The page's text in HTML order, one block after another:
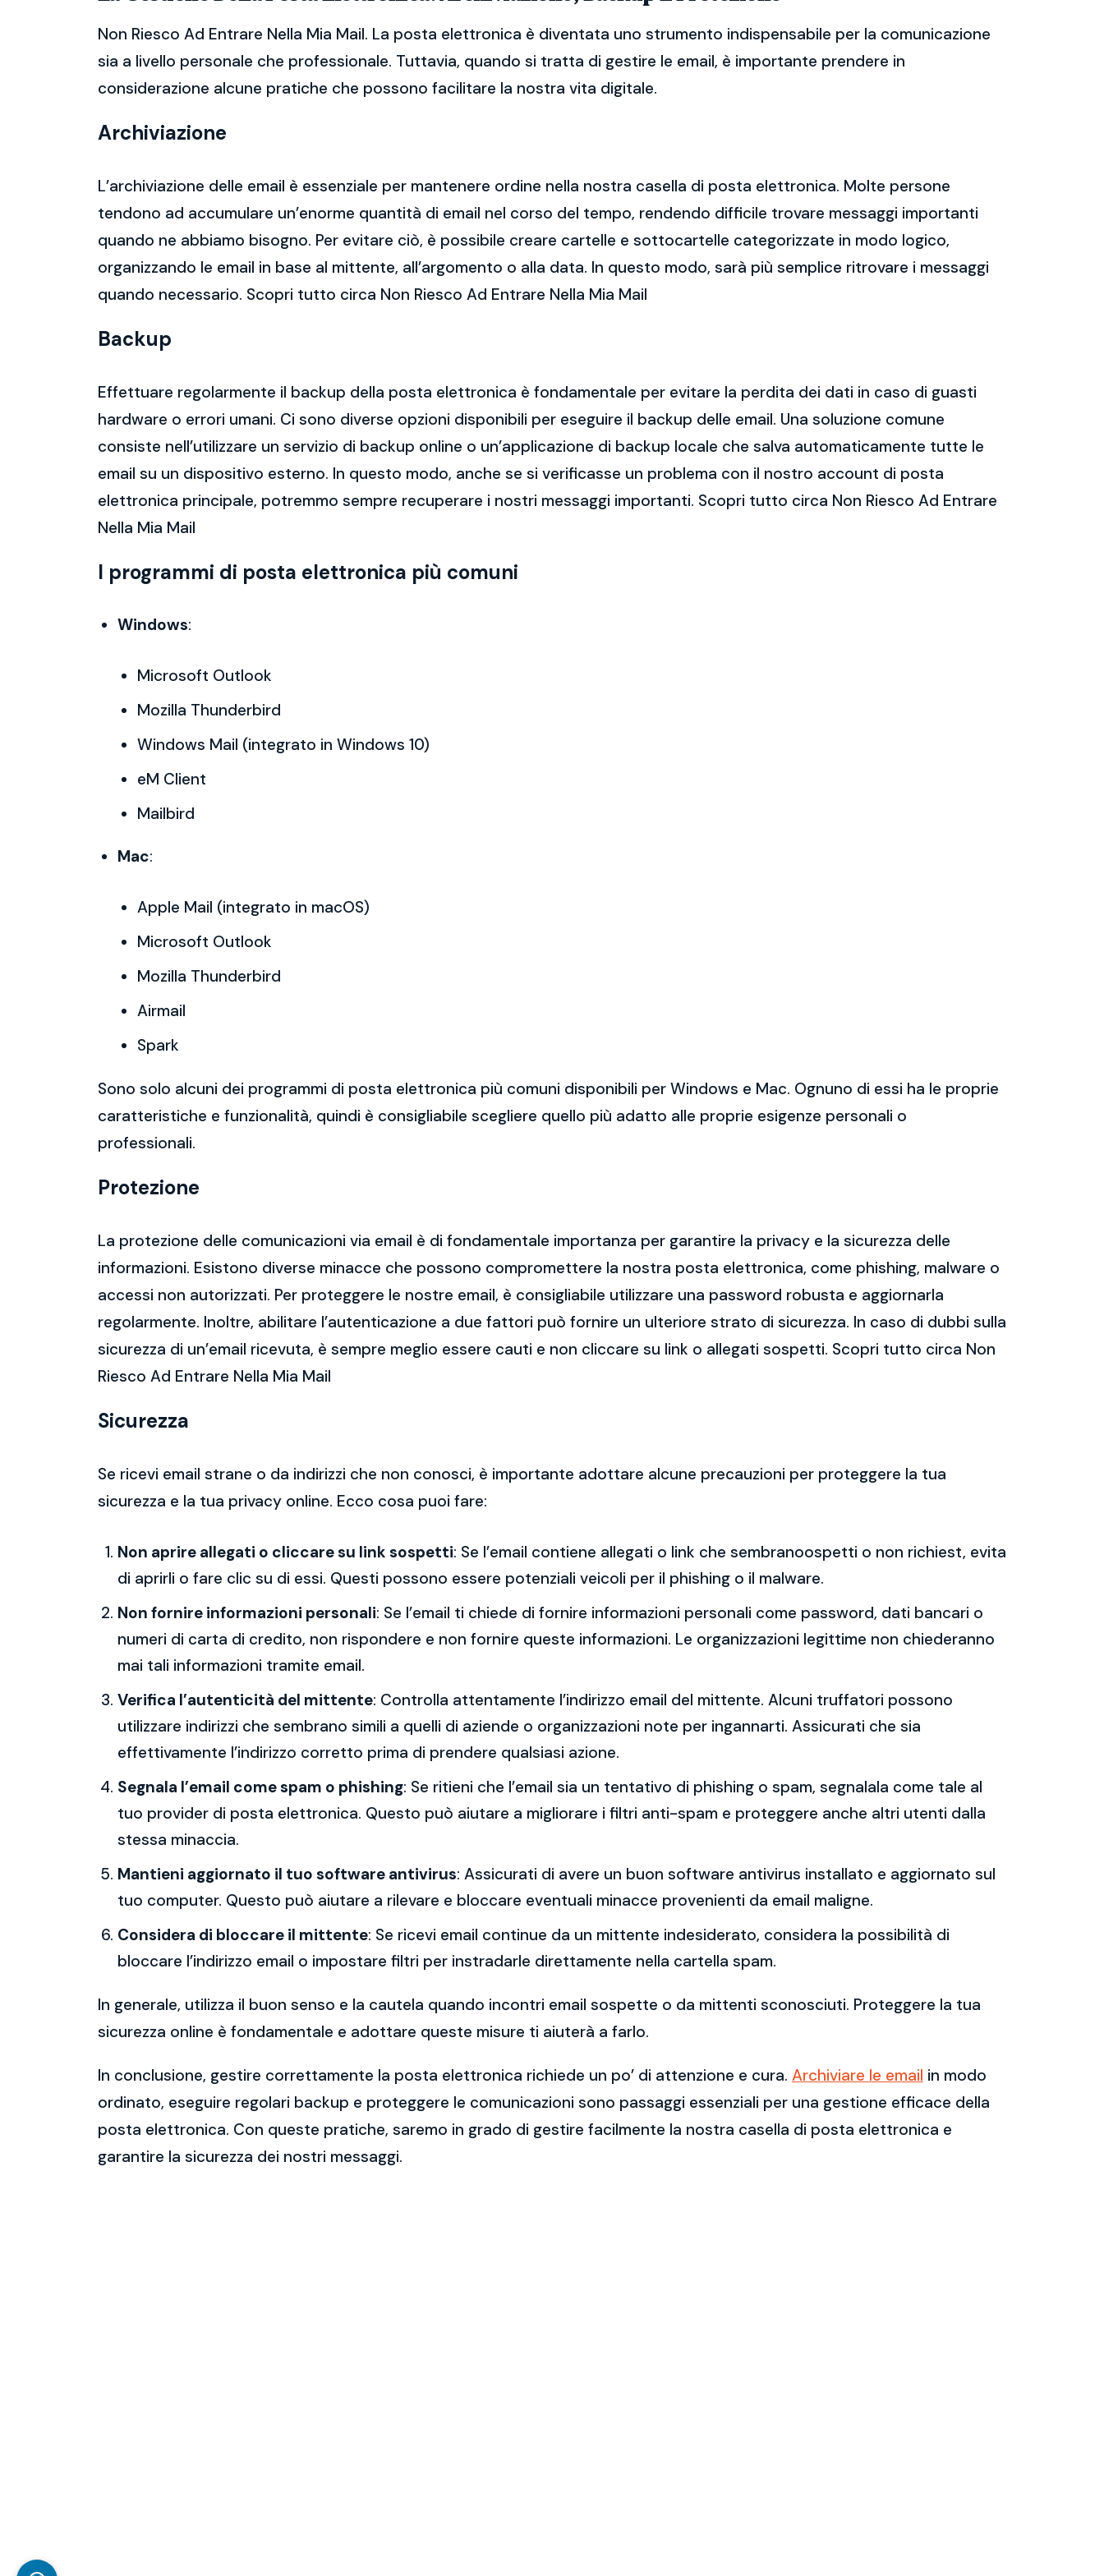
Non Riesco Ad Entrare Nella Mia Mail. La posta elettronica è diventata uno strumento indispensabile per la comunicazione
sia a livello personale che professionale. Tuttavia, quando si tratta di gestire le email, è importante prendere in
considerazione alcune pratiche che possono facilitare la nostra vita digitale.
Archiviazione
L’archiviazione delle email è essenziale per mantenere ordine nella nostra casella di posta elettronica. Molte persone
tendono ad accumulare un’enorme quantità di email nel corso del tempo, rendendo difficile trovare messaggi importanti
quando ne abbiamo bisogno. Per evitare ciò, è possibile creare cartelle e sottocartelle categorizzate in modo logico,
organizzando le email in base al mittente, all’argomento o alla data. In questo modo, sarà più semplice ritrovare i messaggi
quando necessario. Scopri tutto circa Non Riesco Ad Entrare Nella Mia Mail
Backup
Effettuare regolarmente il backup della posta elettronica è fondamentale per evitare la perdita dei dati in caso di guasti
hardware o errori umani. Ci sono diverse opzioni disponibili per eseguire il backup delle email. Una soluzione comune
consiste nell’utilizzare un servizio di backup online o un’applicazione di backup locale che salva automaticamente tutte le
email su un dispositivo esterno. In questo modo, anche se si verificasse un problema con il nostro account di posta
elettronica principale, potremmo sempre recuperare i nostri messaggi importanti. Scopri tutto circa Non Riesco Ad Entrare
Nella Mia Mail
I programmi di posta elettronica più comuni
Windows:
Microsoft Outlook
Mozilla Thunderbird
Windows Mail (integrato in Windows 10)
eM Client
Mailbird
Mac:
Apple Mail (integrato in macOS)
Microsoft Outlook
Mozilla Thunderbird
Airmail
Spark
Sono solo alcuni dei programmi di posta elettronica più comuni disponibili per Windows e Mac. Ognuno di essi ha le proprie
caratteristiche e funzionalità, quindi è consigliabile scegliere quello più adatto alle proprie esigenze personali o
professionali.
Protezione
La protezione delle comunicazioni via email è di fondamentale importanza per garantire la privacy e la sicurezza delle
informazioni. Esistono diverse minacce che possono compromettere la nostra posta elettronica, come phishing, malware o
accessi non autorizzati. Per proteggere le nostre email, è consigliabile utilizzare una password robusta e aggiornarla
regolarmente. Inoltre, abilitare l’autenticazione a due fattori può fornire un ulteriore strato di sicurezza. In caso di dubbi sulla
sicurezza di un’email ricevuta, è sempre meglio essere cauti e non cliccare su link o allegati sospetti. Scopri tutto circa Non
Riesco Ad Entrare Nella Mia Mail
Sicurezza
Se ricevi email strane o da indirizzi che non conosci, è importante adottare alcune precauzioni per proteggere la tua
sicurezza e la tua privacy online. Ecco cosa puoi fare:
Non aprire allegati o cliccare su link sospetti: Se l’email contiene allegati o link che sembranoospetti o non richiest, evita
di aprirli o fare clic su di essi. Questi possono essere potenziali veicoli per il phishing o il malware.
Non fornire informazioni personali: Se l’email ti chiede di fornire informazioni personali come password, dati bancari o
numeri di carta di credito, non rispondere e non fornire queste informazioni. Le organizzazioni legittime non chiederanno
mai tali informazioni tramite email.
Verifica l’autenticità del mittente: Controlla attentamente l’indirizzo email del mittente. Alcuni truffatori possono
utilizzare indirizzi che sembrano simili a quelli di aziende o organizzazioni note per ingannarti. Assicurati che sia
effettivamente l’indirizzo corretto prima di prendere qualsiasi azione.
Segnala l’email come spam o phishing: Se ritieni che l’email sia un tentativo di phishing o spam, segnalala come tale al
tuo provider di posta elettronica. Questo può aiutare a migliorare i filtri anti-spam e proteggere anche altri utenti dalla
stessa minaccia.
Mantieni aggiornato il tuo software antivirus: Assicurati di avere un buon software antivirus installato e aggiornato sul
tuo computer. Questo può aiutare a rilevare e bloccare eventuali minacce provenienti da email maligne.
Considera di bloccare il mittente: Se ricevi email continue da un mittente indesiderato, considera la possibilità di
bloccare l’indirizzo email o impostare filtri per instradarle direttamente nella cartella spam.
In generale, utilizza il buon senso e la cautela quando incontri email sospette o da mittenti sconosciuti. Proteggere la tua
sicurezza online è fondamentale e adottare queste misure ti aiuterà a farlo.
In conclusione, gestire correttamente la posta elettronica richiede un po’ di attenzione e cura. Archiviare le email in modo
ordinato, eseguire regolari backup e proteggere le comunicazioni sono passaggi essenziali per una gestione efficace della
posta elettronica. Con queste pratiche, saremo in grado di gestire facilmente la nostra casella di posta elettronica e
garantire la sicurezza dei nostri messaggi.